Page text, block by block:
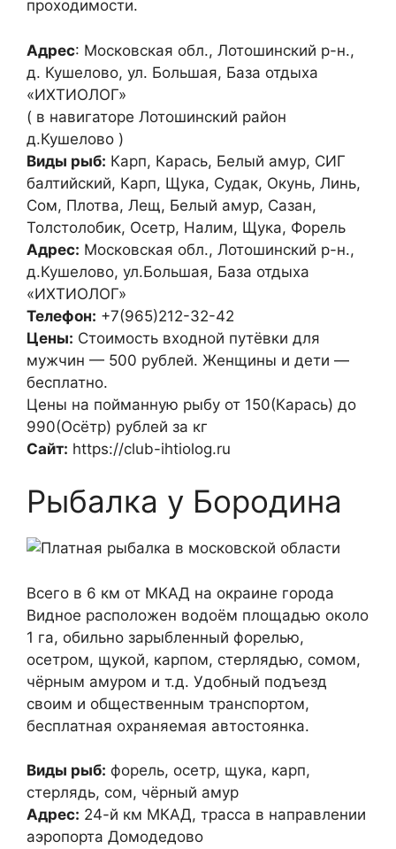
проходимости.
Адрес: Московская обл., Лотошинский р-н.,
д. Кушелово, ул. Большая, База отдыха
«ИХТИОЛОГ»
( в навигаторе Лотошинский район
д.Кушелово )
Виды рыб: Карп, Карась, Белый амур, СИГ
балтийский, Карп, Щука, Судак, Окунь, Линь,
Сом, Плотва, Лещ, Белый амур, Сазан,
Толстолобик, Осетр, Налим, Щука, Форель
Адрес: Московская обл., Лотошинский р-н.,
д.Кушелово, ул.Большая, База отдыха
«ИХТИОЛОГ»
Телефон: +7(965)212-32-42
Цены: Стоимость входной путёвки для
мужчин — 500 рублей. Женщины и дети —
бесплатно.
Цены на пойманную рыбу от 150(Карась) до
990(Осётр) рублей за кг
Сайт: https://club-ihtiolog.ru
Рыбалка у Бородина
Всего в 6 км от МКАД на окраине города
Видное расположен водоём площадью около
1 га, обильно зарыбленный форелью,
осетром, щукой, карпом, стерлядью, сомом,
чёрным амуром и т.д. Удобный подъезд
своим и общественным транспортом,
бесплатная охраняемая автостоянка.
Виды рыб: форель, осетр, щука, карп,
стерлядь, сом, чёрный амур
Адрес: 24-й км МКАД, трасса в направлении
аэропорта Домодедово